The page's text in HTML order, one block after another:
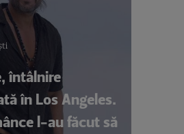
întâlnire
în Los Angeles.
l-au făcut să